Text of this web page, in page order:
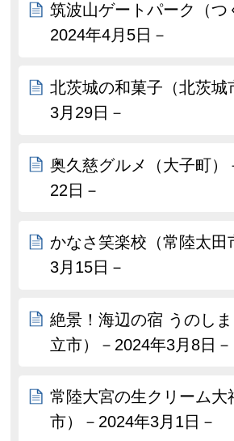
筑波山ゲートパーク（つ
2024年4月5日－
北茨城の和菓子（北茨城
3月29日－
奥久慈グルメ（大子町）
22日－
かなさ笑楽校（常陸太田
3月15日－
絶景！海辺の宿 うのし
立市）－2024年3月8日－
常陸大宮の生クリーム大
市）－2024年3月1日－